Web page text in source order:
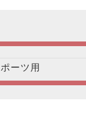
ーツ用